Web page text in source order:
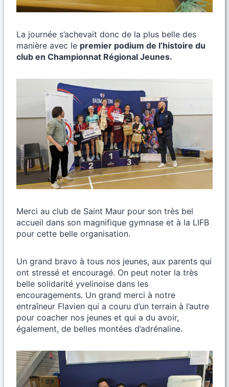
La journée s’achevait donc de la plus belle des
manière avec le premier podium de l’histoire du
club en Championnat Régional Jeunes.
Merci au club de Saint Maur pour son très bel
accueil dans son magnifique gymnase et à la LIFB
pour cette belle organisation.
Un grand bravo à tous nos jeunes, aux parents qui
ont stressé et encouragé. On peut noter la très
belle solidarité yvelinoise dans les
encouragements. Un grand merci à notre
entraîneur Flavien qui a couru d’un terrain à l’autre
pour coacher nos jeunes et qui a du avoir,
également, de belles montées d’adrénaline.